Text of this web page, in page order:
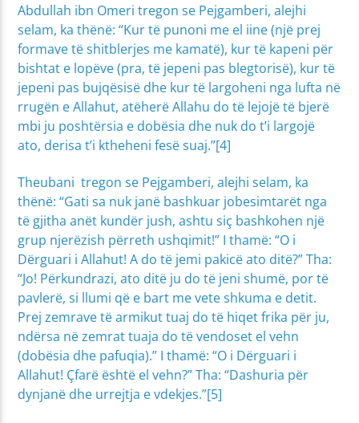
Abdullah ibn Omeri tregon se Pejgamberi, alejhi
selam, ka thënë: “Kur të punoni me el iine (një prej
formave të shitblerjes me kamatë), kur të kapeni për
bishtat e lopëve (pra, të jepeni pas blegtorisë), kur të
jepeni pas bujqësisë dhe kur të largoheni nga lufta në
rrugën e Allahut, atëherë Allahu do të lejojë të bjerë
mbi ju poshtërsia e dobësia dhe nuk do t’i largojë
ato, derisa t’i ktheheni fesë suaj.”[4]
Theubani tregon se Pejgamberi, alejhi selam, ka
thënë: “Gati sa nuk janë bashkuar jobesimtarët nga
të gjitha anët kundër jush, ashtu siç bashkohen një
grup njerëzish përreth ushqimit!” I thamë: “O i
Dërguari i Allahut! A do të jemi pakicë ato ditë?” Tha:
“Jo! Përkundrazi, ato ditë ju do të jeni shumë, por të
pavlerë, si llumi që e bart me vete shkuma e detit.
Prej zemrave të armikut tuaj do të hiqet frika për ju,
ndërsa në zemrat tuaja do të vendoset el vehn
(dobësia dhe pafuqia).” I thamë: “O i Dërguari i
Allahut! Çfarë është el vehn?” Tha: “Dashuria për
dynjanë dhe urrejtja e vdekjes.”[5]